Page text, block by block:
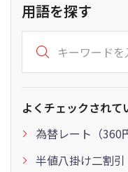
用語を探す
よくチェックされて
為替レート（360
半値八掛け二割引